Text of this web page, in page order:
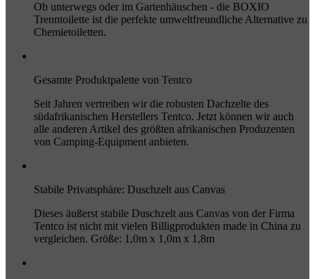
Ob unterwegs oder im Gartenhäuschen - die BOXIO
Trenntoilette ist die perfekte umweltfreundliche Alternative zu
Chemietoiletten.
Gesamte Produktpalette von Tentco
Seit Jahren vertreiben wir die robusten Dachzelte des
südafrikanischen Herstellers Tentco. Jetzt können wir auch
alle anderen Artikel des größten afrikanischen Produzenten
von Camping-Equipment anbieten.
Stabile Privatsphäre: Duschzelt aus Canvas
Dieses äußerst stabile Duschzelt aus Canvas von der Firma
Tentco ist nicht mit vielen Billigprodukten made in China zu
vergleichen. Größe: 1,0m x 1,0m x 1,8m